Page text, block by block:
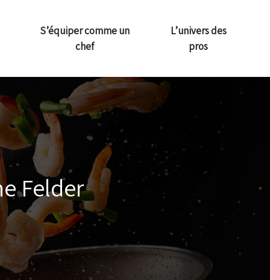
S’équiper comme un
chef
L’univers des
pros
Felder